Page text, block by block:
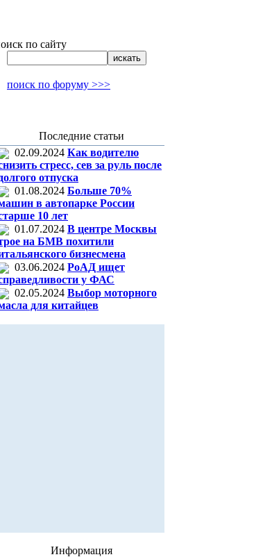
по сайту
поиск по форуму >>>
Последние статьи
02.09.2024 Как водителю
стресс, сев за руль после
отпуска
01.08.2024 Больше 70%
в автопарке России
10 лет
01.07.2024 В центре Москвы
на БМВ похитили
бизнесмена
03.06.2024 РоАД ищет
у ФАС
02.05.2024 Выбор моторного
для китайцев
Информация